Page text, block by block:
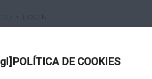
DE COOKIES
> LOGIN
mediante Cl@ve. Pulse no logotipo